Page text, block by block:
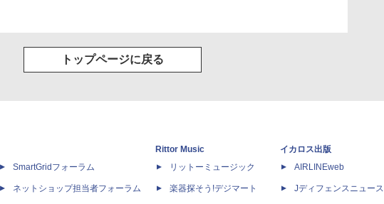
トップページに戻る
SmartGridフォーラム
ネットショップ担当者フォーラム
Rittor Music
リットーミュージック
楽器探そう!デジマート
イカロス出版
AIRLINEweb
Jディフェンスニュース